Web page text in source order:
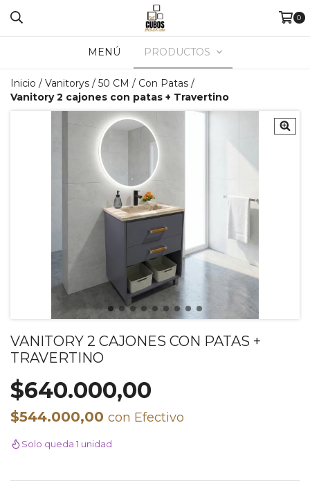
0
MENÚ PRODUCTOS
Inicio / Vanitorys / 50 CM / Con Patas /
Vanitory 2 cajones con patas + Travertino
VANITORY 2 CAJONES CON PATAS +
TRAVERTINO
$640.000,00
$544.000,00 con Efectivo
Solo queda 1 unidad